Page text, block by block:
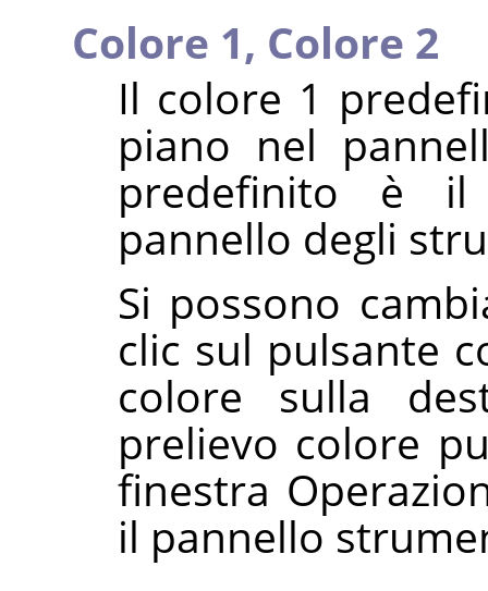
Colore 1, Colore 2
Il colore 1
piano nel
predefinito è
pannello degli
Si possono
clic sul pulsante
colore sulla
prelievo colore
finestra
il pannello